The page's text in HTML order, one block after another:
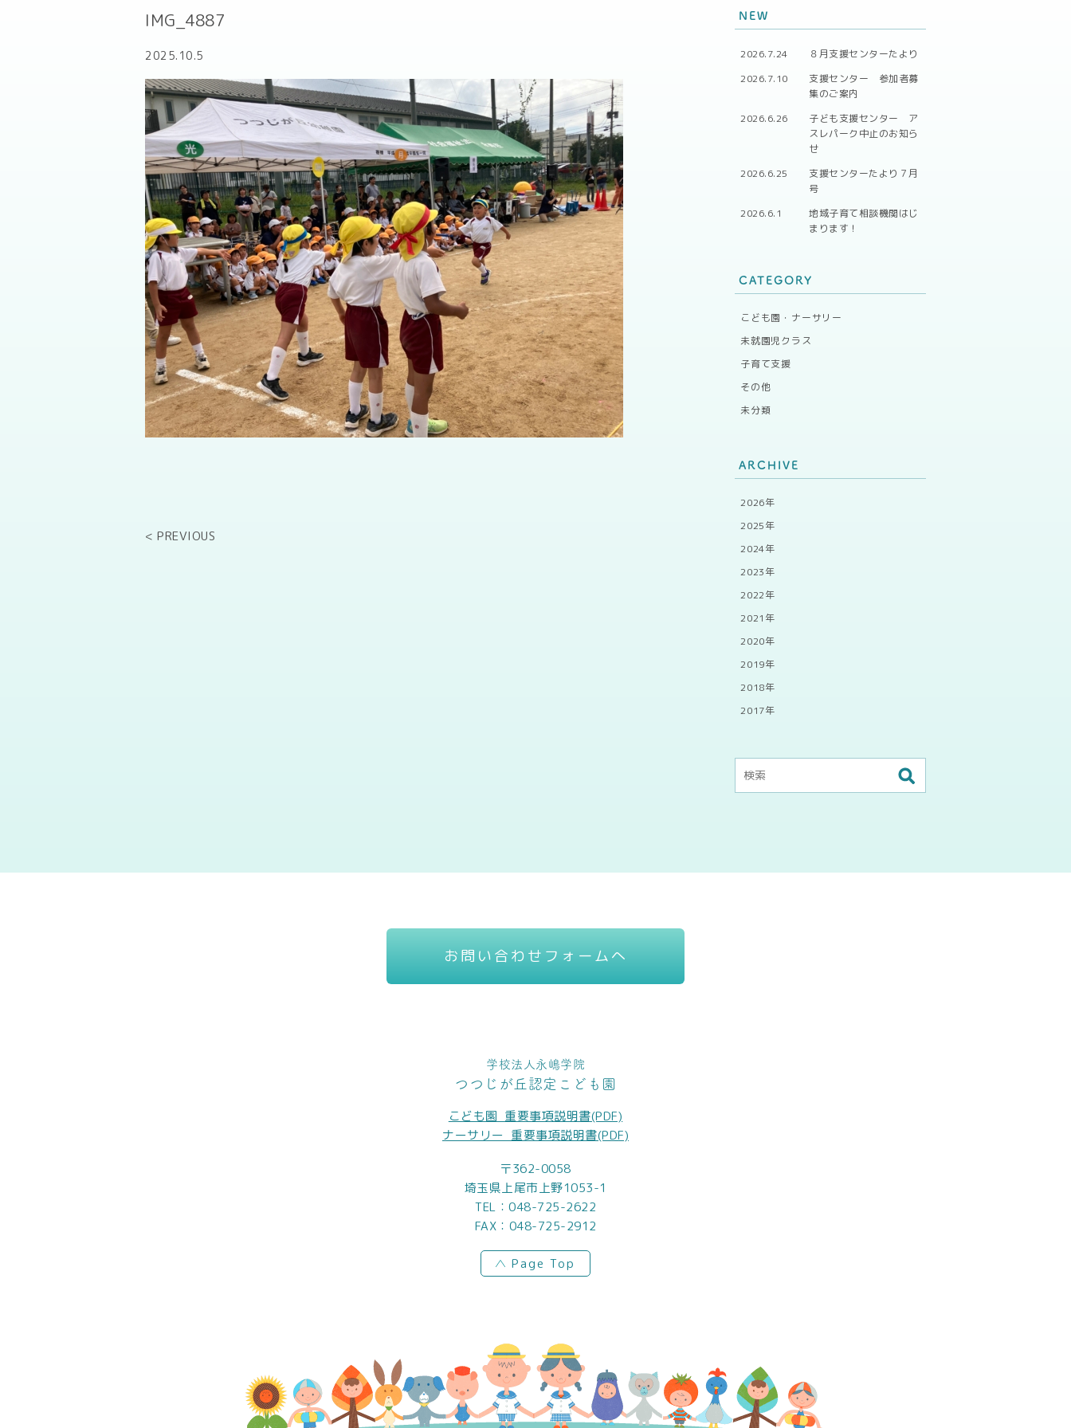
IMG_4887
2025.10.5
< PREVIOUS
NEW
2026.7.24
８月支援センターたより
2026.7.10
支援センター 参加者募
集のご案内
2026.6.26
子ども支援センター ア
スレパーク中止のお知ら
せ
2026.6.25
支援センターたより７月
号
2026.6.1
地域子育て相談機関はじ
まります！
CATEGORY
こども園・ナーサリー
未就園児クラス
子育て支援
その他
未分類
ARCHIVE
2026年
2025年
2024年
2023年
2022年
2021年
2020年
2019年
2018年
2017年
お問い合わせフォームへ
学校法人永嶋学院
つつじが丘認定こども園
こども園_重要事項説明書(PDF)
ナーサリー_重要事項説明書(PDF)
〒362-0058
埼玉県上尾市上野1053-1
TEL： 048-725-2622
FAX：048-725-2912
Page Top